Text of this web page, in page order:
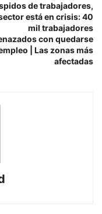
de trabajadores,
está en crisis: 40
mil trabajadores
con quedarse
| Las zonas más
afectadas